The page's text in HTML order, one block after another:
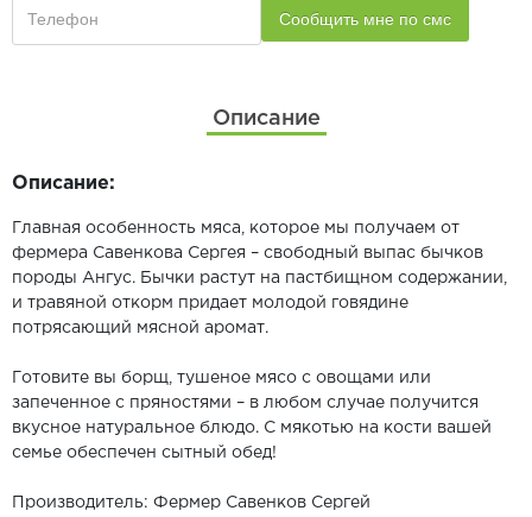
Описание
Описание:
Главная особенность мяса, которое мы получаем от
фермера Савенкова Сергея – свободный выпас бычков
породы Ангус. Бычки растут на пастбищном содержании,
и травяной откорм придает молодой говядине
потрясающий мясной аромат.
Готовите вы борщ, тушеное мясо с овощами или
запеченное с пряностями – в любом случае получится
вкусное натуральное блюдо. С мякотью на кости вашей
семье обеспечен сытный обед!
Производитель: Фермер Савенков Сергей